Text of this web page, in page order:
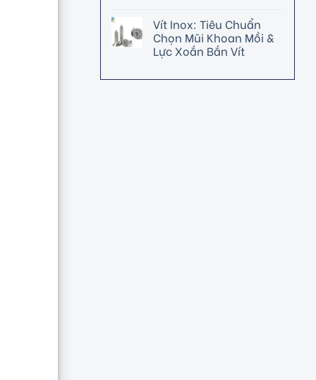
Vít Inox: Tiêu Chuẩn
Chọn Mũi Khoan Mồi &
Lực Xoắn Bắn Vít